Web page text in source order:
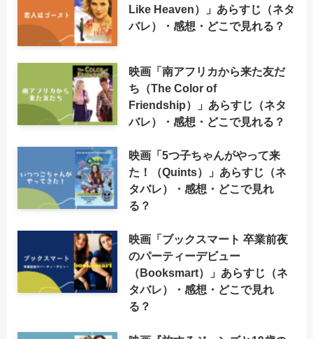
Like Heaven）」あらすじ（ネタ
バレ）・感想・どこで見れる？
映画「南アフリカから来た友だ
ち（The Color of
Friendship）」あらすじ（ネタ
バレ）・感想・どこで見れる？
映画「5つ子ちゃんがやって来
た！（Quints）」あらすじ（ネ
タバレ）・感想・どこで見れ
る？
映画「ブックスマート 卒業前夜
のパーティーデビュー
（Booksmart）」あらすじ（ネ
タバレ）・感想・どこで見れ
る？